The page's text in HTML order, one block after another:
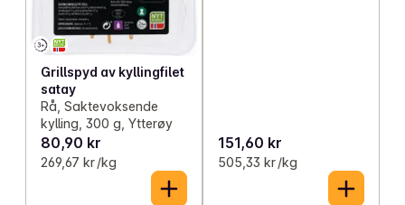
Grillspyd av kyllingfilet
satay
Rå, Saktevoksende
kylling, 300 g, Ytterøy
80,90 kr
269,67 kr /kg
151,60 kr
505,33 kr /kg